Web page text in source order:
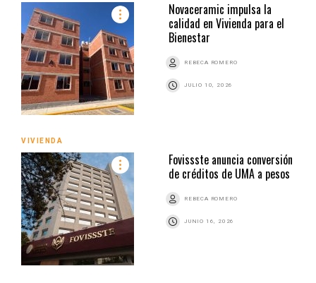
Novaceramic impulsa la
calidad en Vivienda para el
Bienestar
REBECA ROMERO
JULIO 10, 2026
VIVIENDA
Fovissste anuncia conversión
de créditos de UMA a pesos
REBECA ROMERO
JUNIO 16, 2026